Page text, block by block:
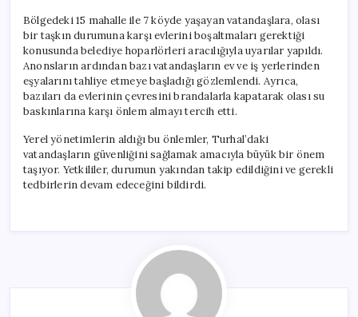
Bölgedeki 15 mahalle ile 7 köyde yaşayan vatandaşlara, olası
bir taşkın durumuna karşı evlerini boşaltmaları gerektiği
konusunda belediye hoparlörleri aracılığıyla uyarılar yapıldı.
Anonsların ardından bazı vatandaşların ev ve iş yerlerinden
eşyalarını tahliye etmeye başladığı gözlemlendi. Ayrıca,
bazıları da evlerinin çevresini brandalarla kapatarak olası su
baskınlarına karşı önlem almayı tercih etti.
Yerel yönetimlerin aldığı bu önlemler, Turhal’daki
vatandaşların güvenliğini sağlamak amacıyla büyük bir önem
taşıyor. Yetkililer, durumun yakından takip edildiğini ve gerekli
tedbirlerin devam edeceğini bildirdi.